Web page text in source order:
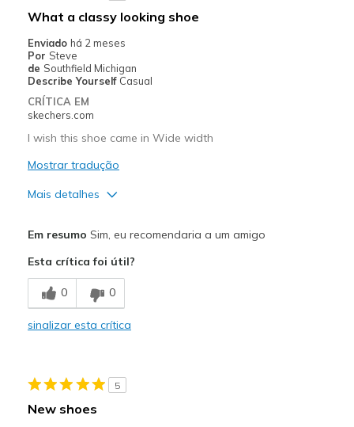
Feels true to size
View On Shoes
What a classy looking shoe
Enviado há 2 meses
Por Steve
de Southfield Michigan
Describe Yourself Casual
CRÍTICA EM
skechers.com
I wish this shoe came in Wide width
Mostrar tradução
Mais detalhes
Comfortable
Durable
Casual Wear
Em resumo Sim, eu recomendaria a um amigo
Esta crítica foi útil?
0 0
sinalizar esta crítica
5
New shoes